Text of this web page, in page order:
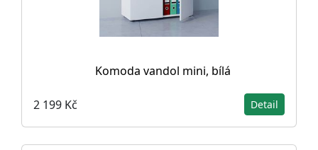
Komoda vandol mini, bílá
2 199 Kč Detail